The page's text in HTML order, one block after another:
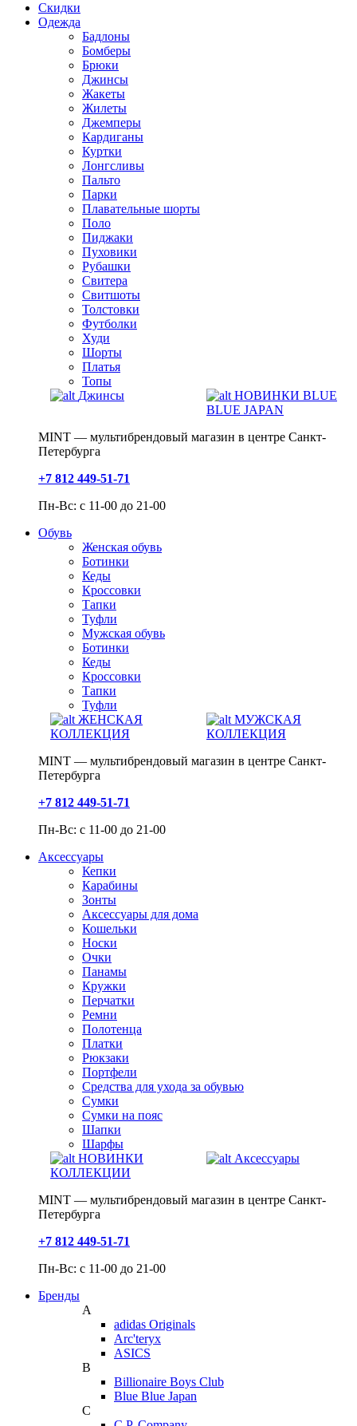
Скидки
Одежда
Бадлоны
Бомберы
Брюки
Джинсы
Жакеты
Жилеты
Джемперы
Кардиганы
Куртки
Лонгсливы
Пальто
Парки
Плавательные шорты
Поло
Пиджаки
Пуховики
Рубашки
Свитера
Свитшоты
Толстовки
Футболки
Худи
Шорты
Платья
Топы
Джинсы
НОВИНКИ BLUE
BLUE JAPAN
MINT — мультибрендовый магазин в центре Санкт-
Петербурга
+7 812 449-51-71
Пн-Вс: с 11-00 до 21-00
Обувь
Женская обувь
Ботинки
Кеды
Кроссовки
Тапки
Туфли
Мужская обувь
Ботинки
Кеды
Кроссовки
Тапки
Туфли
ЖЕНСКАЯ
КОЛЛЕКЦИЯ
МУЖСКАЯ
КОЛЛЕКЦИЯ
MINT — мультибрендовый магазин в центре Санкт-
Петербурга
+7 812 449-51-71
Пн-Вс: с 11-00 до 21-00
Аксессуары
Кепки
Карабины
Зонты
Аксессуары для дома
Кошельки
Носки
Очки
Панамы
Кружки
Перчатки
Ремни
Полотенца
Платки
Рюкзаки
Портфели
Средства для ухода за обувью
Сумки
Сумки на пояс
Шапки
Шарфы
НОВИНКИ
КОЛЛЕКЦИИ
Аксессуары
MINT — мультибрендовый магазин в центре Санкт-
Петербурга
+7 812 449-51-71
Пн-Вс: с 11-00 до 21-00
Бренды
A
adidas Originals
Arc'teryx
ASICS
B
Billionaire Boys Club
Blue Blue Japan
C